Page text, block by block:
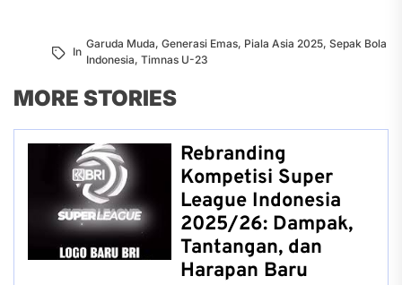
In
Garuda Muda, Generasi Emas, Piala Asia 2025, Sepak Bola
Indonesia, Timnas U-23
MORE STORIES
Rebranding
Kompetisi Super
League Indonesia
2025/26: Dampak,
Tantangan, dan
Harapan Baru